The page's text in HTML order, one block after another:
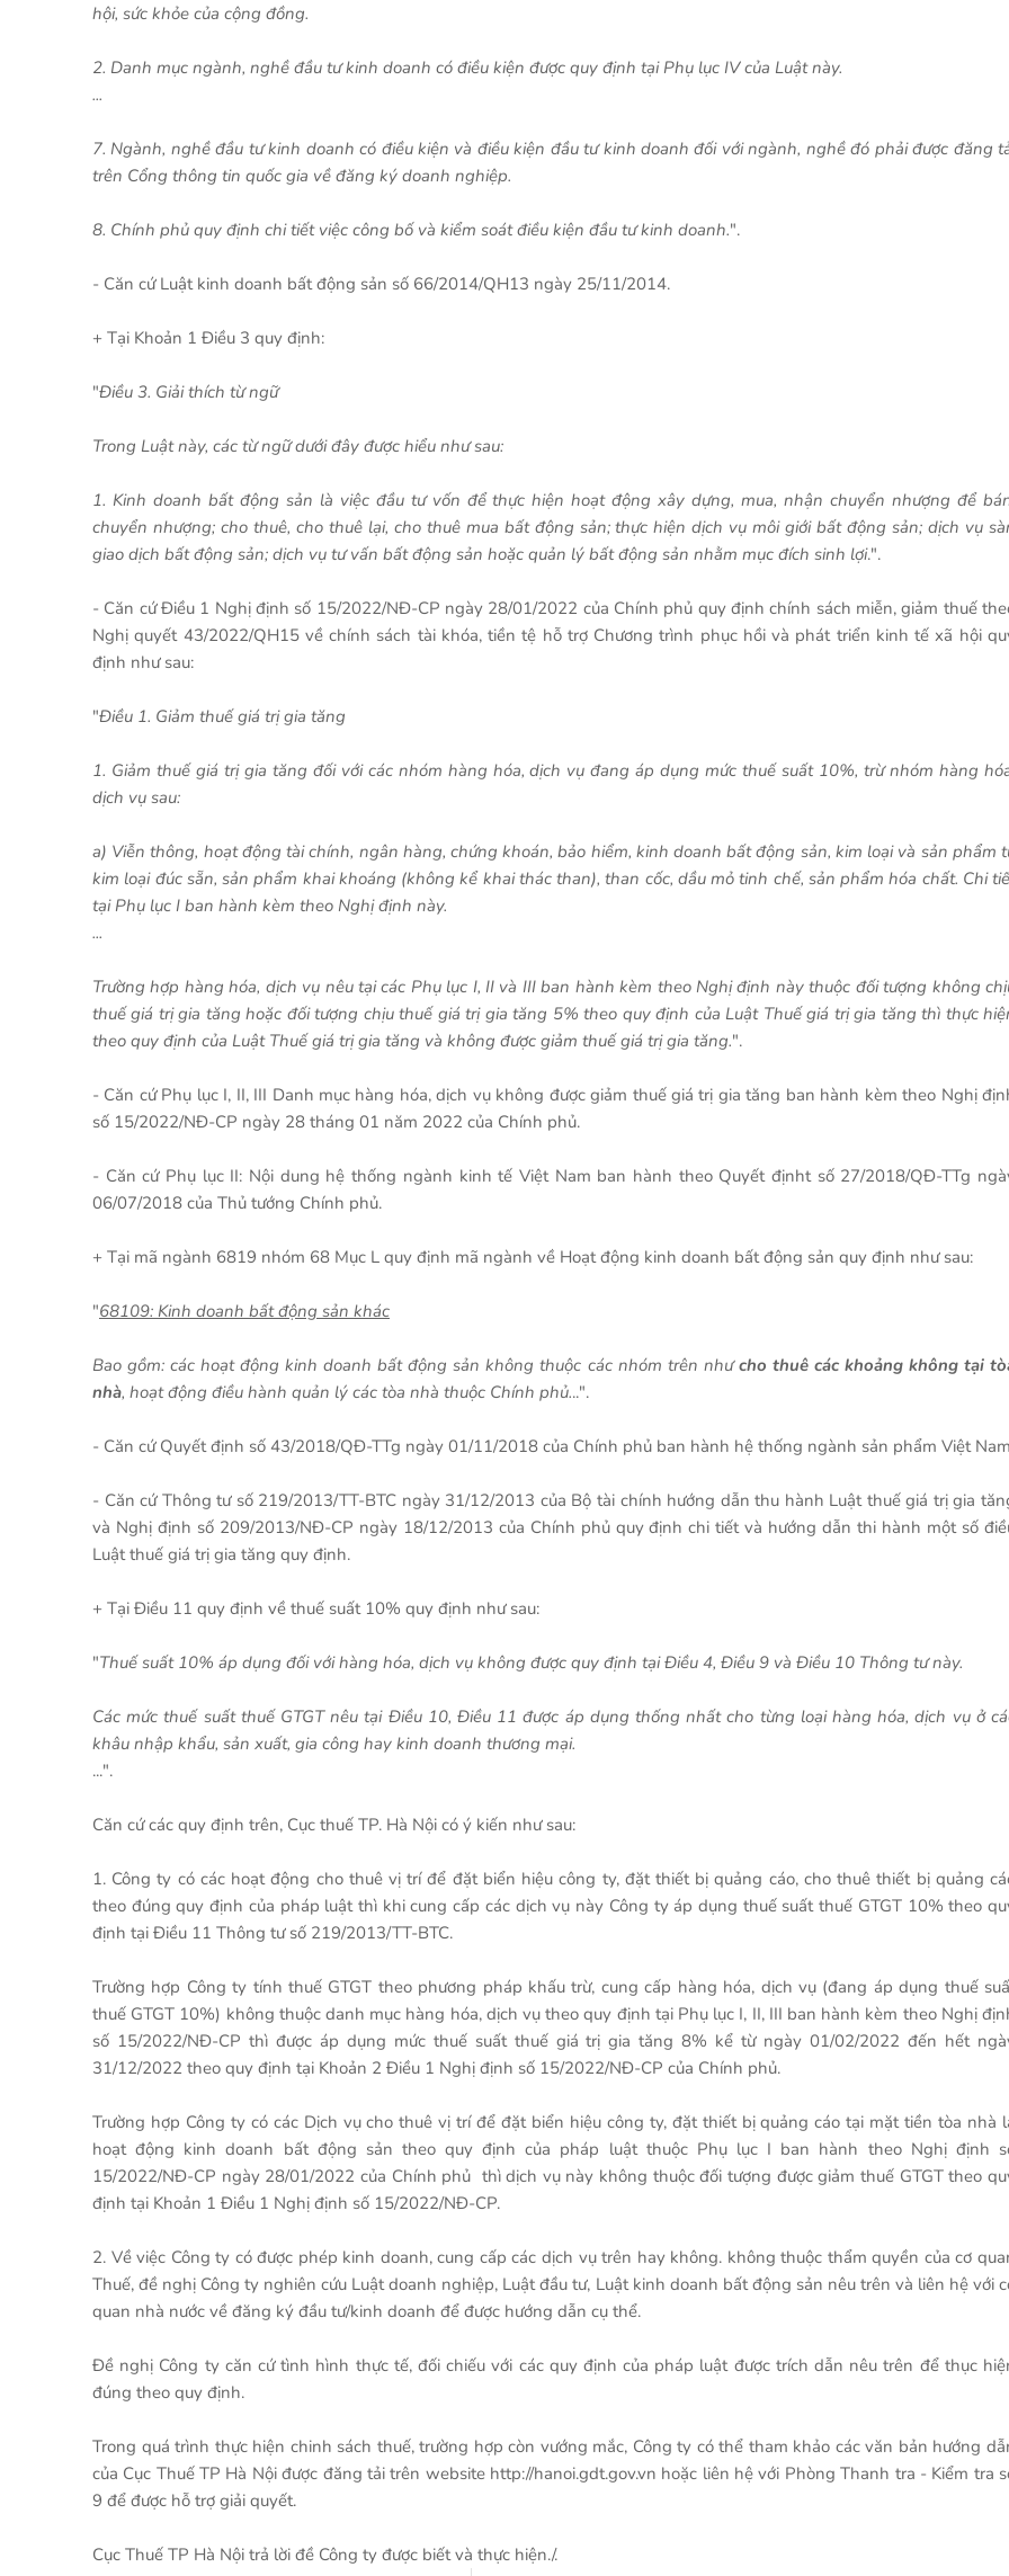
hội, sức khỏe của cộng đồng.
2. Danh mục ngành, nghề đầu tư kinh doanh có điều kiện được quy định tại Phụ lục IV của Luật này.
...
7. Ngành, nghề đầu tư kinh doanh có điều kiện và điều kiện đầu tư kinh doanh đối với ngành, nghề đó phải được đăng
trên Cổng thông tin quốc gia về đăng ký doanh nghiệp.
8. Chính phủ quy định chi tiết việc công bố và kiểm soát điều kiện đầu tư kinh doanh.".
- Căn cứ Luật kinh doanh bất động sản số 66/2014/QH13 ngày 25/11/2014.
+ Tại Khoản 1 Điều 3 quy định:
"Điều 3. Giải thích từ ngữ
Trong Luật này, các từ ngữ dưới đây được hiểu như sau:
1. Kinh doanh bất động sản là việc đầu tư vốn để thực hiện hoạt động xây dựng, mua, nhận chuyển nhượng để
chuyển nhượng; cho thuê, cho thuê lại, cho thuê mua bất động sản; thực hiện dịch vụ môi giới bất động sản; dịch vụ
giao dịch bất động sản; dịch vụ tư vấn bất động sản hoặc quản lý bất động sản nhằm mục đích sinh lợi.".
- Căn cứ Điều 1 Nghị định số 15/2022/NĐ-CP ngày 28/01/2022 của Chính phủ quy định chính sách miễn, giảm thuế
Nghị quyết 43/2022/QH15 về chính sách tài khóa, tiền tệ hỗ trợ Chương trình phục hồi và phát triển kinh tế xã hội
định như sau:
"Điều 1. Giảm thuế giá trị gia tăng
1. Giảm thuế giá trị gia tăng đối với các nhóm hàng hóa, dịch vụ đang áp dụng mức thuế suất 10%, trừ nhóm hàng
dịch vụ sau:
a) Viễn thông, hoạt động tài chính, ngân hàng, chứng khoán, bảo hiểm, kinh doanh bất động sản, kim loại và sản phẩm
kim loại đúc sẵn, sản phẩm khai khoáng (không kể khai thác than), than cốc, dầu mỏ tinh chế, sản phẩm hóa chất. Chi
tại Phụ lục I ban hành kèm theo Nghị định này.
...
Trường hợp hàng hóa, dịch vụ nêu tại các Phụ lục I, II và III ban hành kèm theo Nghị định này thuộc đối tượng không
thuế giá trị gia tăng hoặc đối tượng chịu thuế giá trị gia tăng 5% theo quy định của Luật Thuế giá trị gia tăng thì thực
theo quy định của Luật Thuế giá trị gia tăng và không được giảm thuế giá trị gia tăng.".
- Căn cứ Phụ lục I, II, III Danh mục hàng hóa, dịch vụ không được giảm thuế giá trị gia tăng ban hành kèm theo Nghị
số 15/2022/NĐ-CP ngày 28 tháng 01 năm 2022 của Chính phủ.
- Căn cứ Phụ lục II: Nội dung hệ thống ngành kinh tế Việt Nam ban hành theo Quyết địnht số 27/2018/QĐ-TTg
06/07/2018 của Thủ tướng Chính phủ.
+ Tại mã ngành 6819 nhóm 68 Mục L quy định mã ngành về Hoạt động kinh doanh bất động sản quy định như sau:
"68109: Kinh doanh bất động sản khác
Bao gồm: các hoạt động kinh doanh bất động sản không thuộc các nhóm trên nhưcho thuê các khoảng không tại
nhà, hoạt động điều hành quản lý các tòa nhà thuộc Chính phủ...".
- Căn cứ Quyết định số 43/2018/QĐ-TTg ngày 01/11/2018 của Chính phủ ban hành hệ thống ngành sản phẩm Việt
- Căn cứ Thông tư số 219/2013/TT-BTC ngày 31/12/2013 của Bộ tài chính hướng dẫn thu hành Luật thuế giá trị gia
và Nghị định số 209/2013/NĐ-CP ngày 18/12/2013 của Chính phủ quy định chi tiết và hướng dẫn thi hành một số
Luật thuế giá trị gia tăng quy định.
+ Tại Điều 11 quy định về thuế suất 10% quy định như sau:
"Thuế suất 10% áp dụng đối với hàng hóa, dịch vụ không được quy định tại Điều 4, Điều 9 và Điều 10 Thông tư này.
Các mức thuế suất thuế GTGT nêu tại Điều 10, Điều 11 được áp dụng thống nhất cho từng loại hàng hóa, dịch vụ ở
khâu nhập khẩu, sản xuất, gia công hay kinh doanh thương mại.
...".
Căn cứ các quy định trên, Cục thuế TP. Hà Nội có ý kiến như sau:
1. Công ty có các hoạt động cho thuê vị trí để đặt biển hiệu công ty, đặt thiết bị quảng cáo, cho thuê thiết bị quảng
theo đúng quy định của pháp luật thì khi cung cấp các dịch vụ này Công ty áp dụng thuế suất thuế GTGT 10% theo
định tại Điều 11 Thông tư số 219/2013/TT-BTC.
Trường hợp Công ty tính thuế GTGT theo phương pháp khấu trừ, cung cấp hàng hóa, dịch vụ (đang áp dụng thuế
thuế GTGT 10%) không thuộc danh mục hàng hóa, dịch vụ theo quy định tại Phụ lục I, II, III ban hành kèm theo Nghị
số 15/2022/NĐ-CP thì được áp dụng mức thuế suất thuế giá trị gia tăng 8% kể từ ngày 01/02/2022 đến hết
31/12/2022 theo quy định tại Khoản 2 Điều 1 Nghị định số 15/2022/NĐ-CP của Chính phủ.
Trường hợp Công ty có các Dịch vụ cho thuê vị trí để đặt biển hiệu công ty, đặt thiết bị quảng cáo tại mặt tiền tòa nhà
hoạt động kinh doanh bất động sản theo quy định của pháp luật thuộc Phụ lục I ban hành theo Nghị định
15/2022/NĐ-CP ngày 28/01/2022 của Chính phủ thì dịch vụ này không thuộc đối tượng được giảm thuế GTGT theo
định tại Khoản 1 Điều 1 Nghị định số 15/2022/NĐ-CP.
2. Về việc Công ty có được phép kinh doanh, cung cấp các dịch vụ trên hay không. không thuộc thẩm quyền của cơ
Thuế, đề nghị Công ty nghiên cứu Luật doanh nghiệp, Luật đầu tư, Luật kinh doanh bất động sản nêu trên và liên hệ với
quan nhà nước về đăng ký đầu tư/kinh doanh để được hướng dẫn cụ thể.
Đề nghị Công ty căn cứ tình hình thực tế, đối chiếu với các quy định của pháp luật được trích dẫn nêu trên để thục
đúng theo quy định.
Trong quá trình thực hiện chinh sách thuế, trường hợp còn vướng mắc, Công ty có thể tham khảo các văn bản hướng
của Cục Thuế TP Hà Nội được đăng tải trên website http://hanoi.gdt.gov.vn hoặc liên hệ với Phòng Thanh tra - Kiểm tra
9 để được hỗ trợ giải quyết.
Cục Thuế TP Hà Nội trả lời đề Công ty được biết và thực hiện./.